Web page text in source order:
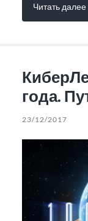
Читать далее
года.
23/12/2017